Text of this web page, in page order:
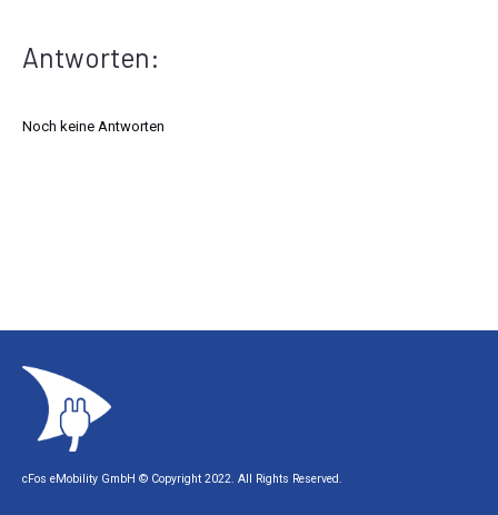
Antworten:
Noch keine Antworten
cFos eMobility GmbH © Copyright 2022. All Rights Reserved.